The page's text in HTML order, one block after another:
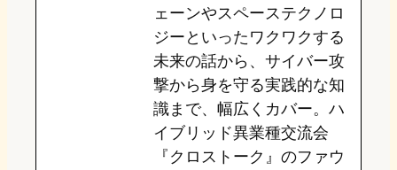
ェーンやスペーステクノロ
ジーといったワクワクする
未来の話から、サイバー攻
撃から身を守る実践的な知
識まで、幅広くカバー。ハ
イブリッド異業種交流会
『クロストーク』のファウ